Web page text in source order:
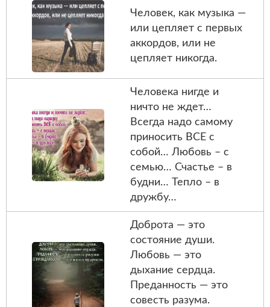
Человек, как музыка —
или цепляет с первых
аккордов, или не
цепляет никогда.
Человека нигде и
ничто не ждет…
Всегда надо самому
приносить ВСЕ с
собой… Любовь – с
семью… Счастье – в
будни… Тепло – в
дружбу…
Доброта — это
состояние души.
Любовь — это
дыхание сердца.
Преданность — это
совесть разума.